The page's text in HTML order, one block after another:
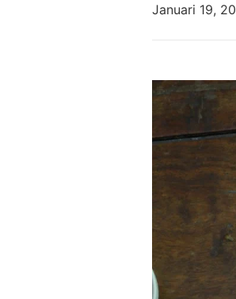
Januari 19,